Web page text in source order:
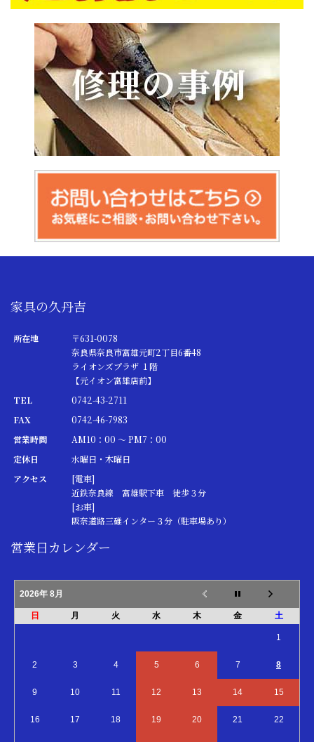
家具の久丹吉
所在地
〒631-0078
奈良県奈良市富雄元町2丁目6番48
ライオンズプラザ １階
【元イオン富雄店前】
TEL
0742-43-2711
FAX
0742-46-7983
営業時間
AM10：00 ～ PM7：00
定休日
水曜日・木曜日
アクセス
[電車]
近鉄奈良線 富雄駅下車 徒歩３分
[お車]
阪奈道路三碓インター３分（駐車場あり）
営業日カレンダー
2026年 8月
日 月 火 水 木 金 土
1
2 3 4 5 6 7 8
9 10 11 12 13 14 15
16 17 18 19 20 21 22